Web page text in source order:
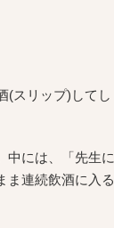
(スリップ)してし
中には、「先生に
ま連続飲酒に入る